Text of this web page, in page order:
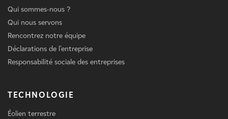
Qui sommes-nous ?
Qui nous servons
Rencontrez notre équipe
Déclarations de l'entreprise
Responsabilité sociale des entreprises
TECHNOLOGIE
Éolien terrestre